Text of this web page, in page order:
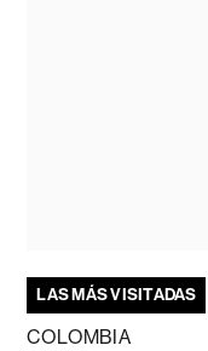
LAS MÁS VISITADAS
COLOMBIA